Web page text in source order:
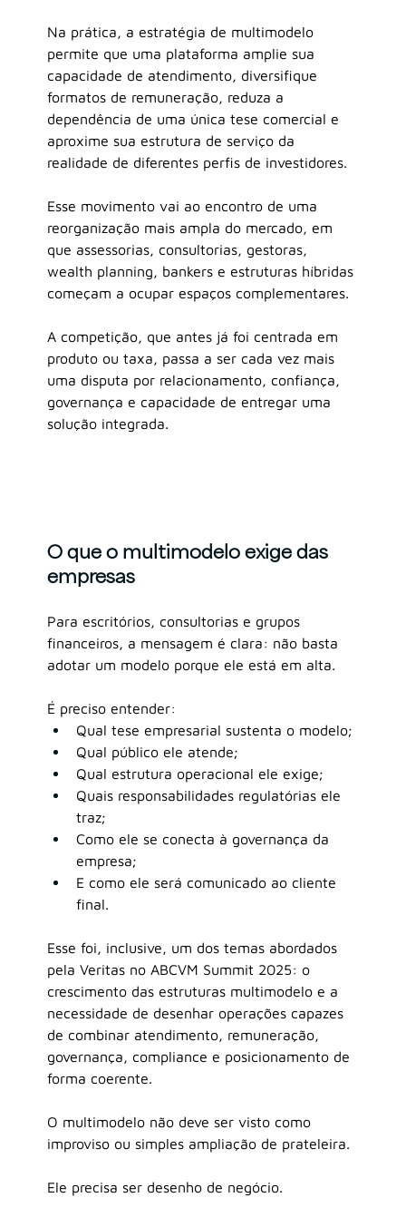
Na prática, a estratégia de multimodelo
permite que uma plataforma amplie sua
capacidade de atendimento, diversifique
formatos de remuneração, reduza a
dependência de uma única tese comercial e
aproxime sua estrutura de serviço da
realidade de diferentes perfis de investidores.
Esse movimento vai ao encontro de uma
reorganização mais ampla do mercado, em
que assessorias, consultorias, gestoras,
wealth planning, bankers e estruturas híbridas
começam a ocupar espaços complementares.
A competição, que antes já foi centrada em
produto ou taxa, passa a ser cada vez mais
uma disputa por relacionamento, confiança,
governança e capacidade de entregar uma
solução integrada.
O que o multimodelo exige das
empresas
Para escritórios, consultorias e grupos
financeiros, a mensagem é clara: não basta
adotar um modelo porque ele está em alta.
É preciso entender:
Qual tese empresarial sustenta o modelo;
Qual público ele atende;
Qual estrutura operacional ele exige;
Quais responsabilidades regulatórias ele
traz;
Como ele se conecta à governança da
empresa;
E como ele será comunicado ao cliente
final.
Esse foi, inclusive, um dos temas abordados
pela Veritas no ABCVM Summit 2025: o
crescimento das estruturas multimodelo e a
necessidade de desenhar operações capazes
de combinar atendimento, remuneração,
governança, compliance e posicionamento de
forma coerente.
O multimodelo não deve ser visto como
improviso ou simples ampliação de prateleira.
Ele precisa ser desenho de negócio.